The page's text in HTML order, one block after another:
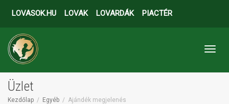
LOVASOK.HU LOVAK LOVARDÁK PIACTÉR
Üzlet
Kezdőlap Egyéb Ajándék megjelenés